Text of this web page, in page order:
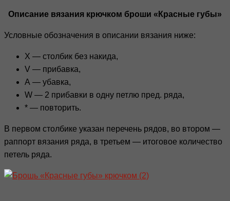
Описание вязания крючком броши «Красные губы»
Условные обозначения в описании вязания ниже:
Х — столбик без накида,
V — прибавка,
А — убавка,
W — 2 прибавки в одну петлю пред. ряда,
* — повторить.
В первом столбике указан перечень рядов, во втором —
раппорт вязания ряда, в третьем — итоговое количество
петель ряда.